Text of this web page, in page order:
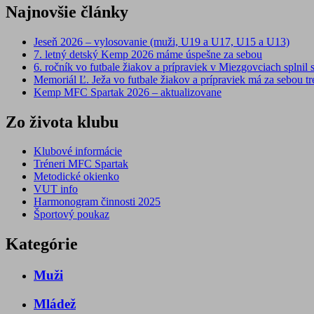
Najnovšie články
Jeseň 2026 – vylosovanie (muži, U19 a U17, U15 a U13)
7. letný detský Kemp 2026 máme úspešne za sebou
6. ročník vo futbale žiakov a prípraviek v Miezgovciach splnil
Memoriál Ľ. Ježa vo futbale žiakov a prípraviek má za sebou
Kemp MFC Spartak 2026 – aktualizovane
Zo života klubu
Klubové informácie
Tréneri MFC Spartak
Metodické okienko
VUT info
Harmonogram činnosti 2025
Športový poukaz
Kategórie
Muži
Mládež